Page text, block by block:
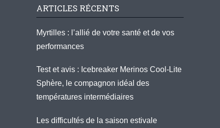
ARTICLES RÉCENTS
Myrtilles : l’allié de votre santé et de vos
performances
Test et avis : Icebreaker Merinos Cool-Lite
Sphère, le compagnon idéal des
températures intermédiaires
Les difficultés de la saison estivale